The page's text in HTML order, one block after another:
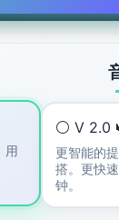
用
⚪ V 2.0
更智能的
搭。更快
钟。